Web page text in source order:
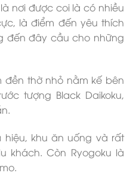
nơi được coi là có nhiều
là điểm đến yêu thích
đến đây cầu cho những
đền thờ nhỏ nằm kế bên
tượng Black Daikoku,
hiệu, khu ăn uống và rất
khách. Còn Ryogoku là